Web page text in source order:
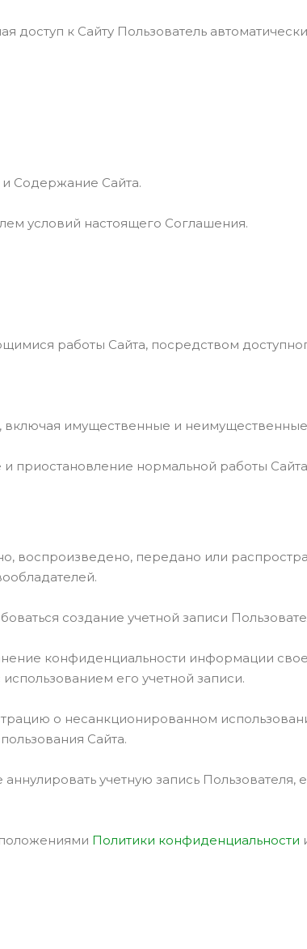
доступ к Сайту Пользователь
и Содержание Сайта.
условий настоящего Соглашения.
работы Сайта, посредством
включая имущественные и
приостановление нормальной работы
воспроизведено, передано или
создание учетной записи
конфиденциальности информации
его учетной записи.
о несанкционированном
Сайта.
учетную запись Пользователя,
положениями Политики конфиденциальности